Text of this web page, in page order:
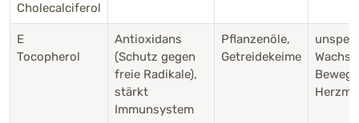
Cholecalciferol
E
Tocopherol
Antioxidans
(Schutz gegen
freie Radikale),
stärkt
Immunsystem
Pflanzenöle,
Getreidekeime